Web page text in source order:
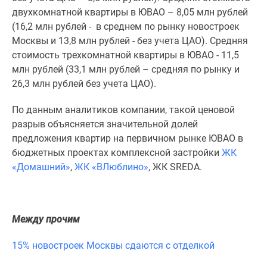
Студии
комнатные
комнатные
комнатные
Квартиры
карте
Ипотечный
калькулятор
ипотека
двухкомнатной квартиры в ЮВАО – 8,05 млн рублей
(16,2 млн рублей - в среднем по рынку новостроек
Москвы и 13,8 млн рублей - без учета ЦАО). Средняя
стоимость трехкомнатной квартиры в ЮВАО - 11,5
млн рублей (33,1 млн рублей – средняя по рынку и
26,3 млн рублей без учета ЦАО).
По данным аналитиков компании, такой ценовой
разрыв объясняется значительной долей
предложения квартир на первичном рынке ЮВАО в
бюджетных проектах комплексной застройки ЖК
«Домашний», ЖК «ВЛюблино», ЖК SREDA.
Между прочим
15% новостроек Москвы сдаются с отделкой